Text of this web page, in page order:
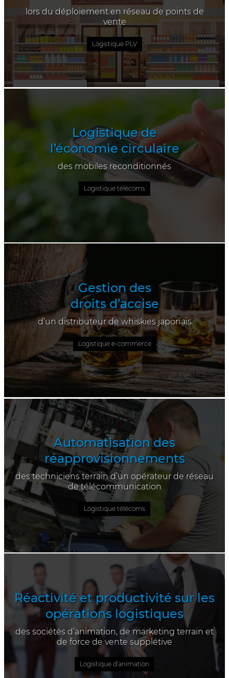
lors du déploiement en réseau de points de
vente
Logistique PLV
Logistique de
l’économie circulaire
des mobiles reconditionnés
Logistique télécoms
Gestion des
droits d’accise
d’un distributeur de whiskies japonais
Logistique e-commerce
Automatisation des
réapprovisionnements
des techniciens terrain d’un opérateur de réseau
de télécommunication
Logistique télécoms
Réactivité et productivité sur les
opérations logistiques
des sociétés d’animation, de marketing terrain et
de force de vente supplétive
Logistique d’animation